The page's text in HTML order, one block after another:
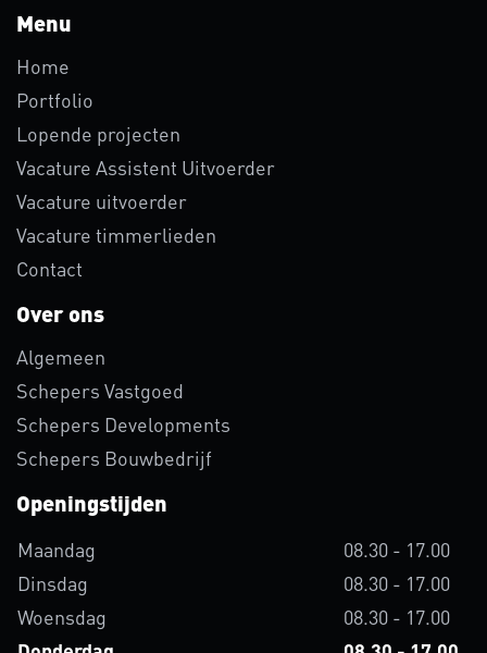
Menu
Home
Portfolio
Lopende projecten
Vacature Assistent Uitvoerder
Vacature uitvoerder
Vacature timmerlieden
Contact
Over ons
Algemeen
Schepers Vastgoed
Schepers Developments
Schepers Bouwbedrijf
Openingstijden
Maandag
08.30 - 17.00
Dinsdag
08.30 - 17.00
Woensdag
08.30 - 17.00